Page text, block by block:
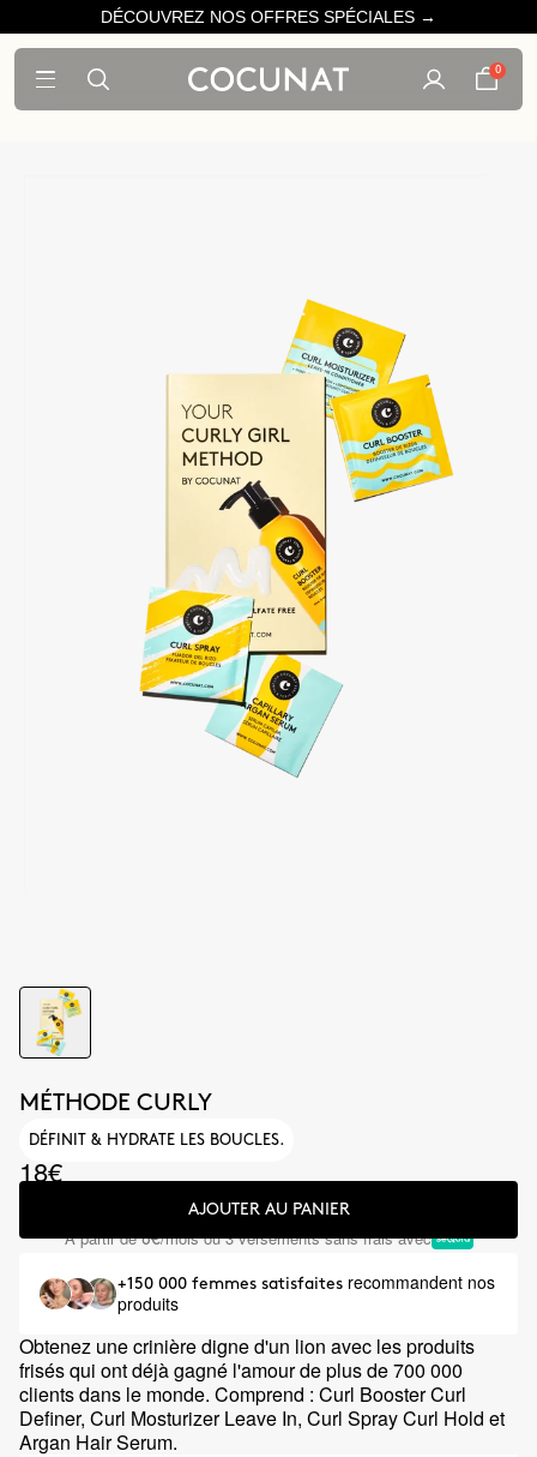
DÉCOUVREZ NOS OFFRES SPÉCIALES →
0
MÉTHODE CURLY
DÉFINIT & HYDRATE LES BOUCLES.
18€
AJOUTER AU PANIER
À partir de6€/mois ou 3 versements sans frais avec
+150 000 femmes satisfaites recommandent nos
produits
Obtenez une crinière digne d'un lion avec les produits
frisés qui ont déjà gagné l'amour de plus de 700 000
clients dans le monde. Comprend : Curl Booster Curl
Definer, Curl Mosturizer Leave In, Curl Spray Curl Hold et
Argan Hair Serum.